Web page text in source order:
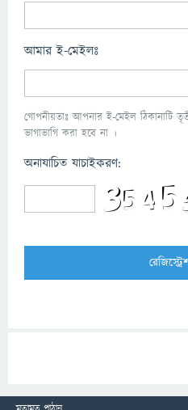
আমার ই-মেইলঃ
গোপনীয়তাঃ আপনার ই-মেইল ঠিকানাটি
ভাগাভাগি করা হবে না ।
অনাযাচিত যাচাইকরণ: